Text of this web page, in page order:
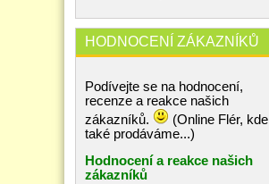
HODNOCENÍ ZÁKAZNÍKŮ
Podívejte se na hodnocení,
recenze a reakce našich
zákazníků.
(Online Flér, kde
také prodáváme...)
Hodnocení a reakce našich
zákazníků